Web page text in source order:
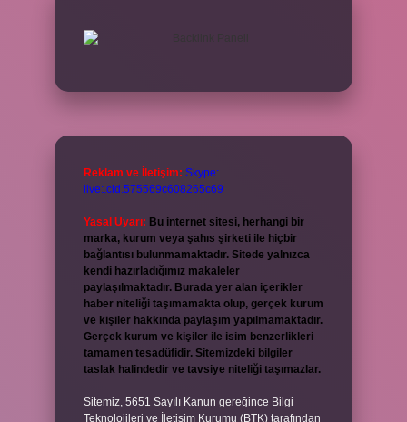
Reklam ve İletişim: Skype:
live:.cid.575569c608265c69
Yasal Uyarı: Bu internet sitesi, herhangi bir
marka, kurum veya şahıs şirketi ile hiçbir
bağlantısı bulunmamaktadır. Sitede yalnızca
kendi hazırladığımız makaleler
paylaşılmaktadır. Burada yer alan içerikler
haber niteliği taşımamakta olup, gerçek kurum
ve kişiler hakkında paylaşım yapılmamaktadır.
Gerçek kurum ve kişiler ile isim benzerlikleri
tamamen tesadüfidir. Sitemizdeki bilgiler
taslak halindedir ve tavsiye niteliği taşımazlar.
Sitemiz, 5651 Sayılı Kanun gereğince Bilgi
Teknolojileri ve İletişim Kurumu (BTK) tarafından